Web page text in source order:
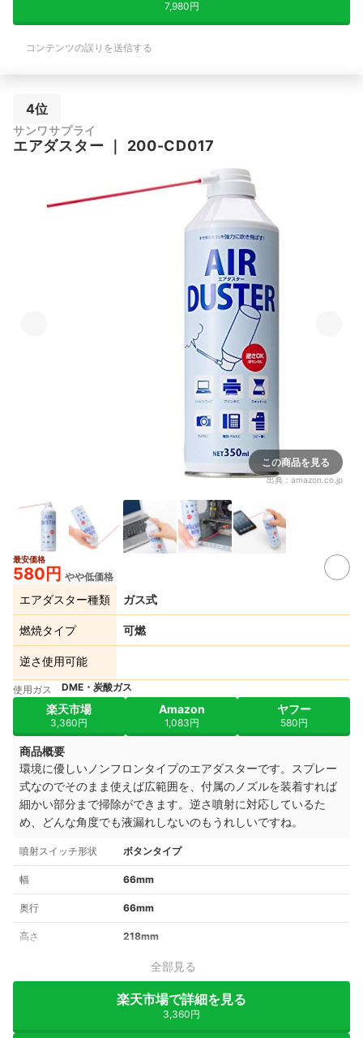
7,980円
コンテンツの誤りを送信する
4位
サンワサプライ
エアダスター ｜ 200-CD017
この商品を見る
出典： amazon.co.jp
最安価格
580円 やや低価格
エアダスター種類 ガス式
燃焼タイプ 可燃
逆さ使用可能
使用ガス DME・炭酸ガス
楽天市場
3,360円
Amazon
1,083円
ヤフー
580円
商品概要
環境に優しいノンフロンタイプのエアダスターです。スプレー
式なのでそのまま使えば広範囲を、付属のノズルを装着すれば
細かい部分まで掃除ができます。逆さ噴射に対応しているた
め、どんな角度でも液漏れしないのもうれしいですね。
噴射スイッチ形状 ボタンタイプ
幅 66mm
奥行 66mm
高さ 218mm
全部見る
楽天市場で詳細を見る
3,360円